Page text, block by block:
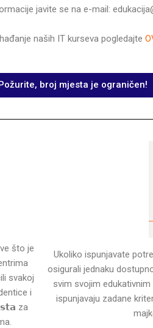
javite se na e-mail:
naših IT kurseva pogledajte
broj mjesta je ograničen!
što je
svakoj
i
za
Ukoliko ispunjavate
osigurali jednaku
svim svojim
ispunjavaju zadane